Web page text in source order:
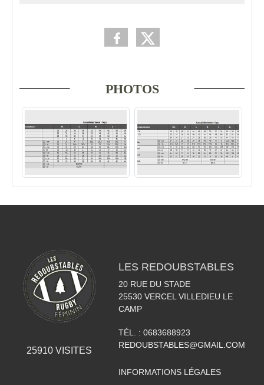
PHOTOS
25910VISITES
LES REDOUBSTABLES
20 RUE DU STADE
25530 VERCEL VILLEDIEU LE
CAMP
TÉL. : 0683688923
REDOUBSTABLES@GMAIL.COM
INFORMATIONS LÉGALES